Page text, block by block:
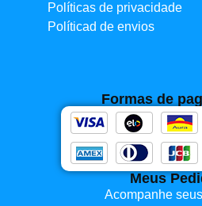
Políticas de privacidade
Políticad de envios
Formas de
Meus
Acompanhe